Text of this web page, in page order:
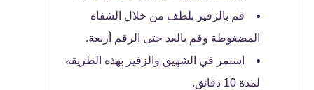
قم بالزفير بلطف من خلال الشفاه
المضغوطة وقم بالعد حتى الرقم أربعة.
استمر في الشهيق والزفير بهذه الطريقة
لمدة 10 دقائق.